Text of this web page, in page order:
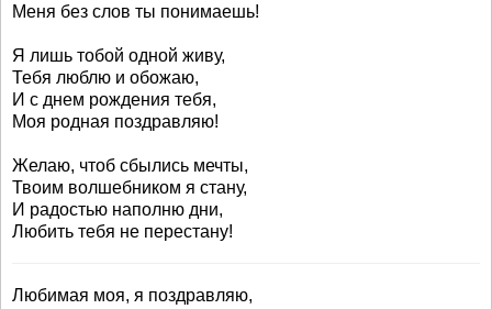
Меня без слов ты понимаешь!
Я лишь тобой одной живу,
Тебя люблю и обожаю,
И с днем рождения тебя,
Моя родная поздравляю!
Желаю, чтоб сбылись мечты,
Твоим волшебником я стану,
И радостью наполню дни,
Любить тебя не перестану!
Любимая моя, я поздравляю,